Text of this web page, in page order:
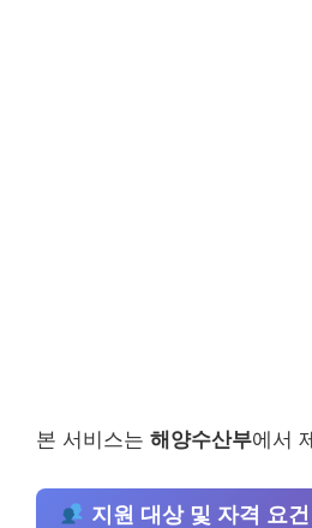
본 서비스는 해양수산부에서
지원 대상 및 자격 요건